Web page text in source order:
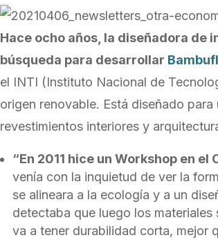
Hace ocho años, la diseñadora de
búsqueda para desarrollar
el INTI (Instituto Nacional de
origen renovable. Está diseñado
revestimientos interiores y
“En 2011 hice un Workshop en
venía con la inquietud de ver la
se alineara a la ecología y a un
detectaba que luego los
va a tener durabilidad corta, mejor